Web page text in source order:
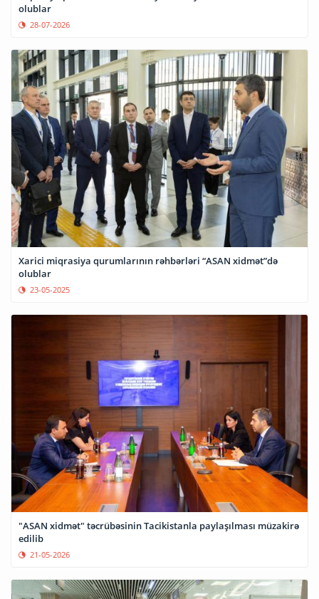
olublar
28-07-2026
Xarici miqrasiya qurumlarının rəhbərləri “ASAN xidmət”də
olublar
23-05-2025
"ASAN xidmət" təcrübəsinin Tacikistanla paylaşılması müzakirə
edilib
21-05-2026